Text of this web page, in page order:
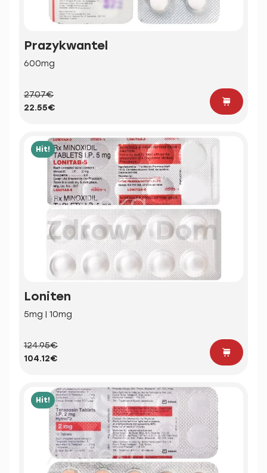
Prazykwantel
600mg
27.07€
22.55€
Hit!
Loniten
5mg | 10mg
124.95€
104.12€
Hit!